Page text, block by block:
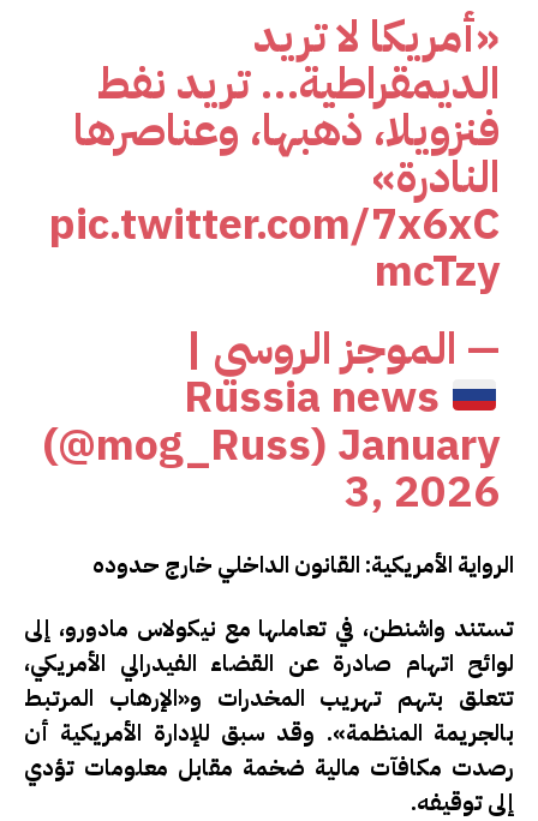
«أمريكا لا تريد
الديمقراطية… تريد نفط
فنزويلا، ذهبها، وعناصرها
النادرة»
pic.twitter.com/7x6xC
mcTzy
— الموجز الروسي |
Russia news
(@mog_Russ) January
3, 2026
الرواية الأمريكية: القانون الداخلي خارج حدوده
تستند واشنطن، في تعاملها مع نيكولاس مادورو، إلى
لوائح اتهام صادرة عن القضاء الفيدرالي الأمريكي،
تتعلق بتهم تهريب المخدرات و«الإرهاب المرتبط
بالجريمة المنظمة». وقد سبق للإدارة الأمريكية أن
رصدت مكافآت مالية ضخمة مقابل معلومات تؤدي
إلى توقيفه.